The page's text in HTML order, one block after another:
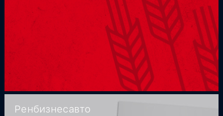
Ренбизнесавто